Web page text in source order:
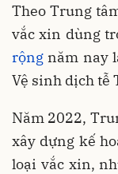
Theo Trung
vắc xin dùng
rộng năm nay
Vệ sinh dịch tễ
Năm 2022,
xây dựng kế
loại vắc xin,